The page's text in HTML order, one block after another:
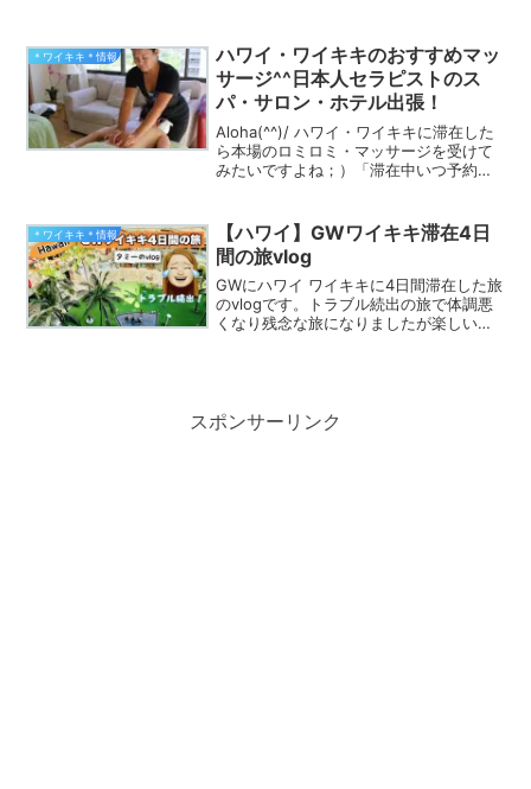
光ってありますか？」と問い合わせを頂
きました。ワ...
＊ワイキキ＊情報
ハワイ・ワイキキのおすすめマッ
サージ^^日本人セラピストのス
パ・サロン・ホテル出張！
Aloha(^^)/ ハワイ・ワイキキに滞在した
ら本場のロミロミ・マッサージを受けて
みたいですよね；）「滞在中いつ予約し
る前にマッサージを受ける事！」日本人
セラピストが...
＊ワイキキ＊情報
【ハワイ】GWワイキキ滞在4日
間の旅vlog
GWにハワイ ワイキキに4日間滞在した旅
のvlogです。トラブル続出の旅で体調悪
くなり残念な旅になりましたが楽しい事
スポンサーリンク